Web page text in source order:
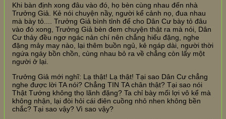
Khi bàn định xong đâu vào đó, họ bèn cùng nhau đến nhà
Trưởng Giả. Kẻ nói chuyện nầy, người kể cảnh nọ, đua nhau
mà bày tỏ.... Trưởng Giả bình tỉnh để cho Dân Cư bày tỏ đâu
vào đó xong, Trưởng Giả bèn đem chuyện thật ra mà nói, Dân
Cư thảy đều ngơ ngác nản chí nên chẳng hiểu đặng, nghe
đặng mảy may nào, lại thêm buồn ngủ, kẻ ngáp dài, người thời
ngứa ngáy bồn chồn, cùng nhau bỏ ra về chẳng còn lấy một
người ở lại.
Trưởng Giả mới nghĩ: Lạ thật! Lạ thật! Tại sao Dân Cư chẳng
nghe được lời TA nói? Chẳng TIN TA chân thật? Tại sao nói
Thật Tướng không thọ lãnh đặng? Ta chỉ bày mối lợi vô kể mà
không nhận, lại đòi hỏi cái điên cuồng nhỏ nhen không bền
chắc? Tại sao vậy? Vì sao vậy?